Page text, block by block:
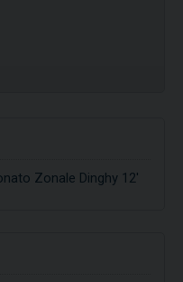
Zonale Dinghy 12'